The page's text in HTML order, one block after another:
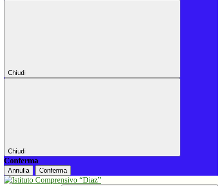
Chiudi
Chiudi
Conferma
Annulla Conferma